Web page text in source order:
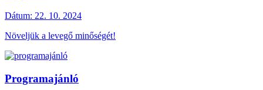
Dátum: 22. 10. 2024
Növeljük a levegő minőségét!
Programajánló